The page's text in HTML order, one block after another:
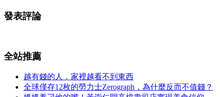
發表評論
全站推薦
越有錢的人，家裡越看不到東西
全球僅存12枚的勞力士Zerograph，為什麼反而不值錢？